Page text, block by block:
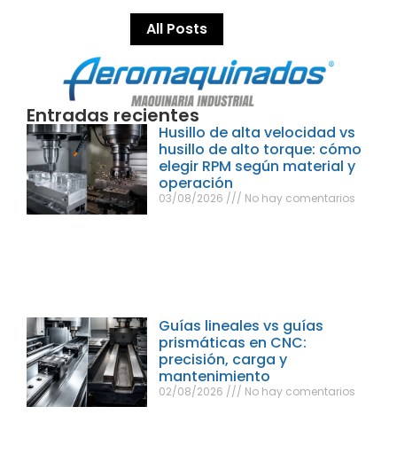
All Posts
Entradas recientes
Husillo de alta velocidad vs
husillo de alto torque: cómo
elegir RPM según material y
operación
03/08/2026 No hay comentarios
Guías lineales vs guías
prismáticas en CNC:
precisión, carga y
mantenimiento
02/08/2026 No hay comentarios